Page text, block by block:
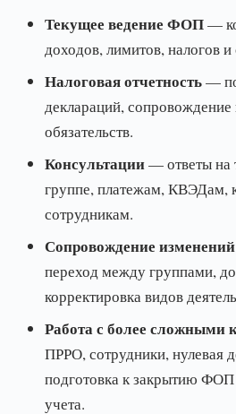
Текущее ведение ФОП—
доходов, лимитов, налогов и
Налоговая отчетность—
деклараций, сопровождение
обязательств.
Консультации— ответы на
группе, платежам, КВЭДам,
сотрудникам.
Сопровождение изменений
переход между группами,
корректировка видов
Работа с более сложными
ПРРО, сотрудники, нулевая
подготовка к закрытию ФОП
учета.